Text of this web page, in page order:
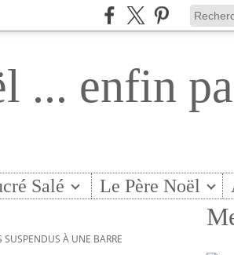
... enfin
Salé Le Père Noël
SUSPENDUS À UNE BARRE